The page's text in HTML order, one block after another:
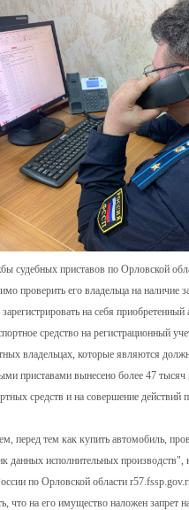
судебных приставов по Орловской
проверить его владельца на наличие
на себя
средство на регистрационный
владельцах, которые являются
приставами вынесено более 47 тыcяч
средств и на совершение
перед тем как купить автомобиль,
данных исполнительных
по Орловской области
что на его имущество наложен запрет